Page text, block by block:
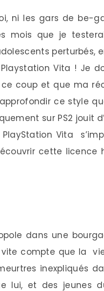
ni les gars de be-
mois que je
perturbés,
Vita ! Je
coup et que ma
ce style
sur PS2 jouit
Vita
cette licence
dans une
compte que la
inexpliqués
lui, et des jeunes